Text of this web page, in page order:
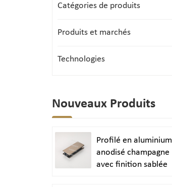
Catégories de produits
Produits et marchés
Technologies
Nouveaux Produits
Profilé en aluminium
anodisé champagne
avec finition sablée